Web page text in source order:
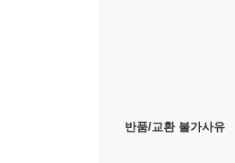
반품/교환 불가사유